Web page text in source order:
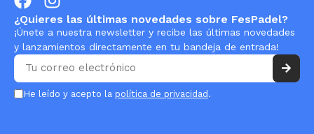
¿Quieres las últimas novedades sobre FesPadel?
¡Únete a nuestra newsletter y recibe las últimas novedades
y lanzamientos directamente en tu bandeja de entrada!
He leído y acepto la política de privacidad.